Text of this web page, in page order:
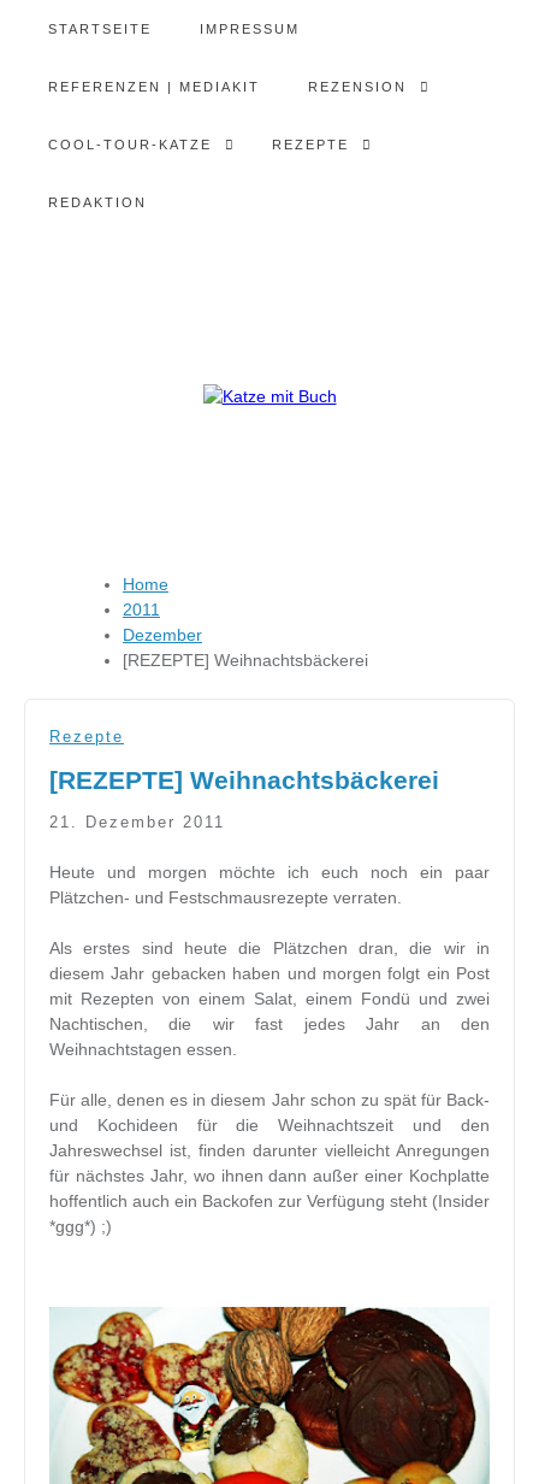
STARTSEITE IMPRESSUM
REFERENZEN | MEDIAKIT REZENSION
COOL-TOUR-KATZE REZEPTE
REDAKTION
Home
2011
Dezember
[REZEPTE] Weihnachtsbäckerei
Rezepte
[REZEPTE] Weihnachtsbäckerei
21. Dezember 2011
Heute und morgen möchte ich euch noch ein paar
Plätzchen- und Festschmausrezepte verraten.
Als erstes sind heute die Plätzchen dran, die wir in
diesem Jahr gebacken haben und morgen folgt ein Post
mit Rezepten von einem Salat, einem Fondü und zwei
Nachtischen, die wir fast jedes Jahr an den
Weihnachtstagen essen.
Für alle, denen es in diesem Jahr schon zu spät für Back-
und Kochideen für die Weihnachtszeit und den
Jahreswechsel ist, finden darunter vielleicht Anregungen
für nächstes Jahr, wo ihnen dann außer einer Kochplatte
hoffentlich auch ein Backofen zur Verfügung steht (Insider
*ggg*) ;)